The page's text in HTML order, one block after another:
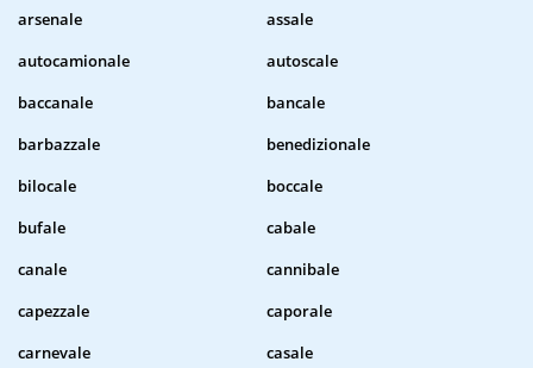
arsenale
assale
autocamionale
autoscale
baccanale
bancale
barbazzale
benedizionale
bilocale
boccale
bufale
cabale
canale
cannibale
capezzale
caporale
carnevale
casale